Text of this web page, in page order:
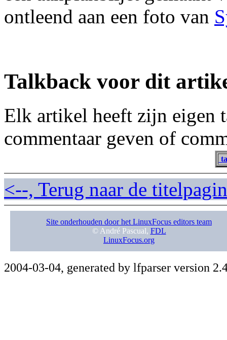
ontleend aan een foto van
Talkback voor dit
Elk artikel heeft zijn eigen
commentaar geven of
<--, Terug naar de
Site onderhouden door het LinuxFocus editors team
© André Pascual, FDL
LinuxFocus.org
2004-03-04, generated by lfparser version